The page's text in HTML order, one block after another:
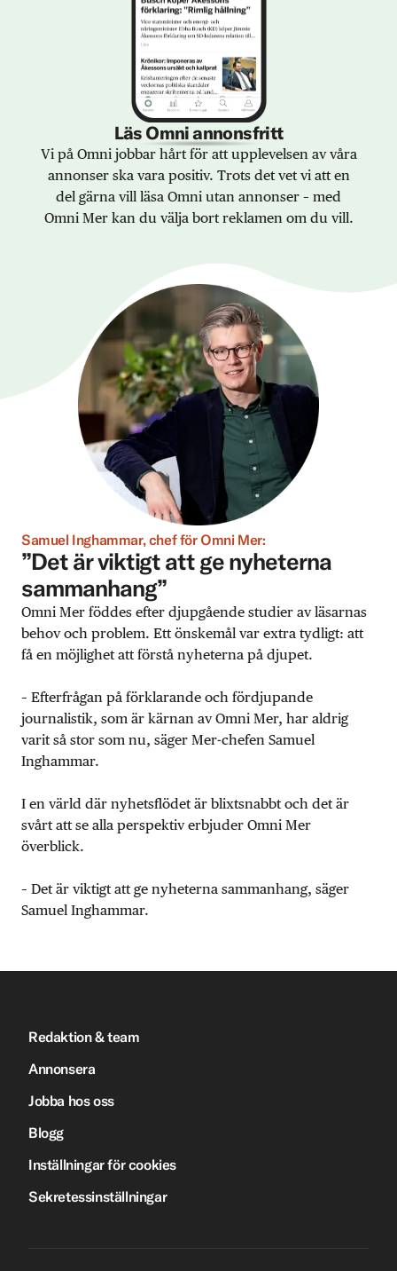
Läs Omni annonsfritt
Vi på Omni jobbar hårt för att upplevelsen av våra
annonser ska vara positiv. Trots det vet vi att en
del gärna vill läsa Omni utan annonser – med
Omni Mer kan du välja bort reklamen om du vill.
Samuel Inghammar, chef för Omni Mer:
”Det är viktigt att ge nyheterna
sammanhang”
Omni Mer föddes efter djupgående studier av läsarnas
behov och problem. Ett önskemål var extra tydligt: att
få en möjlighet att förstå nyheterna på djupet.
– Efterfrågan på förklarande och fördjupande
journalistik, som är kärnan av Omni Mer, har aldrig
varit så stor som nu, säger Mer-chefen Samuel
Inghammar.
I en värld där nyhetsflödet är blixtsnabbt och det är
svårt att se alla perspektiv erbjuder Omni Mer
överblick.
– Det är viktigt att ge nyheterna sammanhang, säger
Samuel Inghammar.
Redaktion & team
Annonsera
Jobba hos oss
Blogg
Inställningar för cookies
Sekretessinställningar